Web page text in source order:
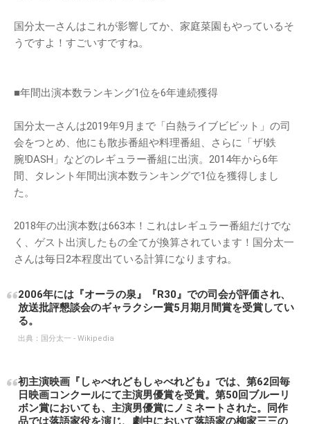
国分太一さんはこれが影響してか、家庭菜園もやっているそ
うですよ！すごいすですね。
■年間出演本数ランキング1位を6年連続獲得
国分太一さんは2019年9月まで「白熱ライブビビット」の司
会をつとめ、他にも散歩番組や料理番組、さらに「ザ!鉄
腕!DASH」などのレギュラー番組に出演。2014年から6年
間、タレント年間出演本数ランキングで1位を獲得しまし
た。
2018年の出演本数は663本！これはレギュラー番組だけでな
く、ゲスト出演したもの全てが換算されています！国分太一
さんは毎日2本程度出ている計算になりますね。
2006年には『オーラの泉』『R30』での司会が評価され、
放送批評懇談会のギャラクシー賞5月期月間賞を受賞してい
る。
出典： 国分太一 - Wikipedia
初主演映画『しゃべれどもしゃべれども』では、第62回毎
日映画コンクールにて主演男優賞を受賞。第50回ブルーリ
ボン賞においても、主演男優賞にノミネートされた。同作
品では落語家役を演じ、劇中において落語家の柳家三三の